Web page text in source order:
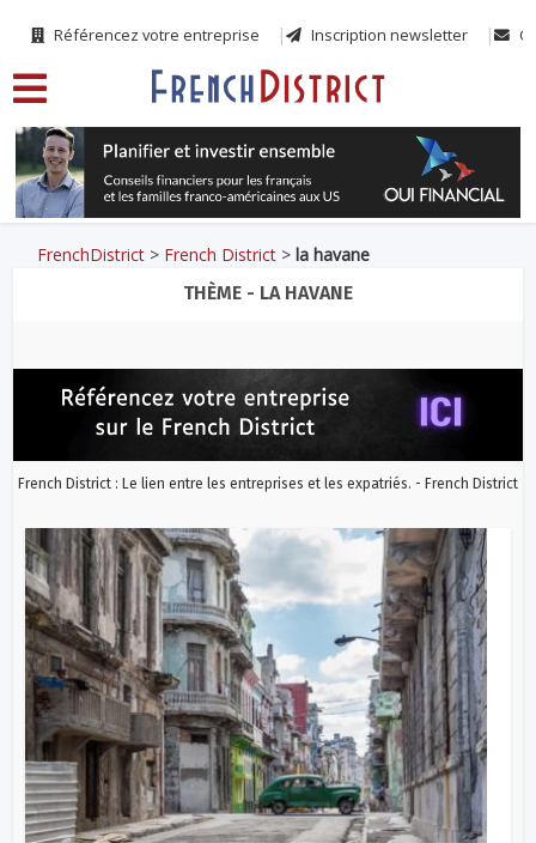
Référencez votre entreprise Inscription newsletter
FrenchDistrict > French District >la havane
THÈME - LA HAVANE
French District : Le lien entre les entreprises et les expatriés. - French District